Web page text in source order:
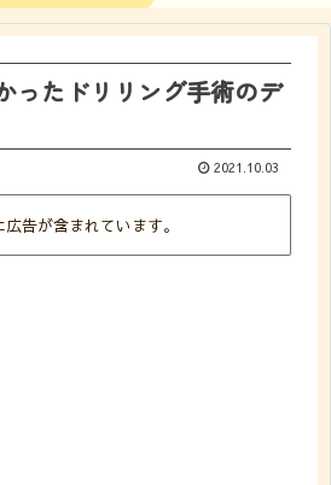
ったドリリング手術のデ
2021.10.03
告が含まれています。